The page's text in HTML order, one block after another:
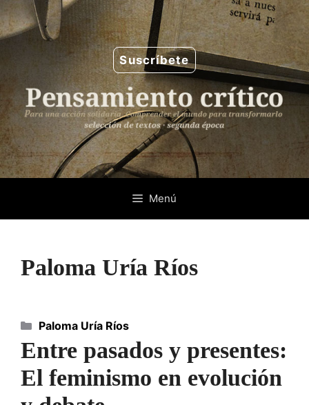
Saltar
al
contenido
Suscríbete
Menú
Paloma Uría Ríos
Entre pasados y presentes:
El feminismo en evolución
Categorías
Paloma Uría Ríos